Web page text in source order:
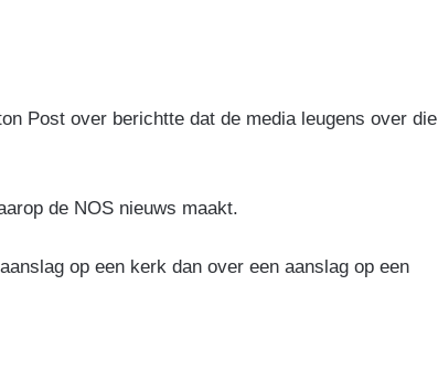
Post over berichtte dat de media leugens over die
de NOS nieuws maakt.
op een kerk dan over een aanslag op een